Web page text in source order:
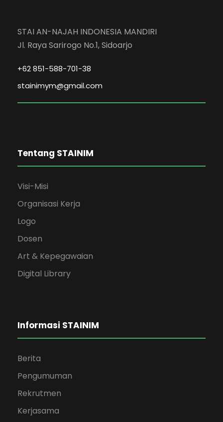
STAI AN-NAJAH INDONESIA MANDIRI
Jl. Raya Sarirogo No.1, Sidoarjo
+62 851-588-701-38
stainimym@gmail.com
Tentang STAINIM
Visi-Misi
Organisasi Kerja
Logo
Dosen
Art & Kepegawaian
Digital Library
Informasi STAINIM
Berita
Pengumuman
Rekrutmen
Kerjasama